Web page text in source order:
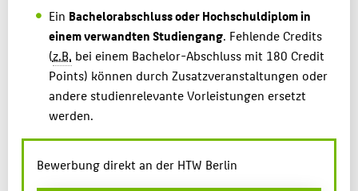
Ein Bachelorabschluss oder Hochschuldiplom in
einem verwandten Studiengang. Fehlende Credits
(z.B. bei einem Bachelor-Abschluss mit 180 Credit
Points) können durch Zusatzveranstaltungen oder
andere studienrelevante Vorleistungen ersetzt
werden.
Bewerbung direkt an der HTW Berlin